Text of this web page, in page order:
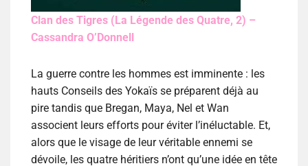
Clan des Tigres (La Légende des Quatre, 2) –
Cassandra O’Donnell
La guerre contre les hommes est imminente : les
hauts Conseils des Yokaïs se préparent déjà au
pire tandis que Bregan, Maya, Nel et Wan
associent leurs efforts pour éviter l’inéluctable. Et,
alors que le visage de leur véritable ennemi se
dévoile, les quatre héritiers n’ont qu’une idée en tête